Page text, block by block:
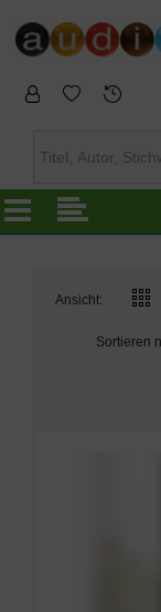
Ansicht:
Sortieren